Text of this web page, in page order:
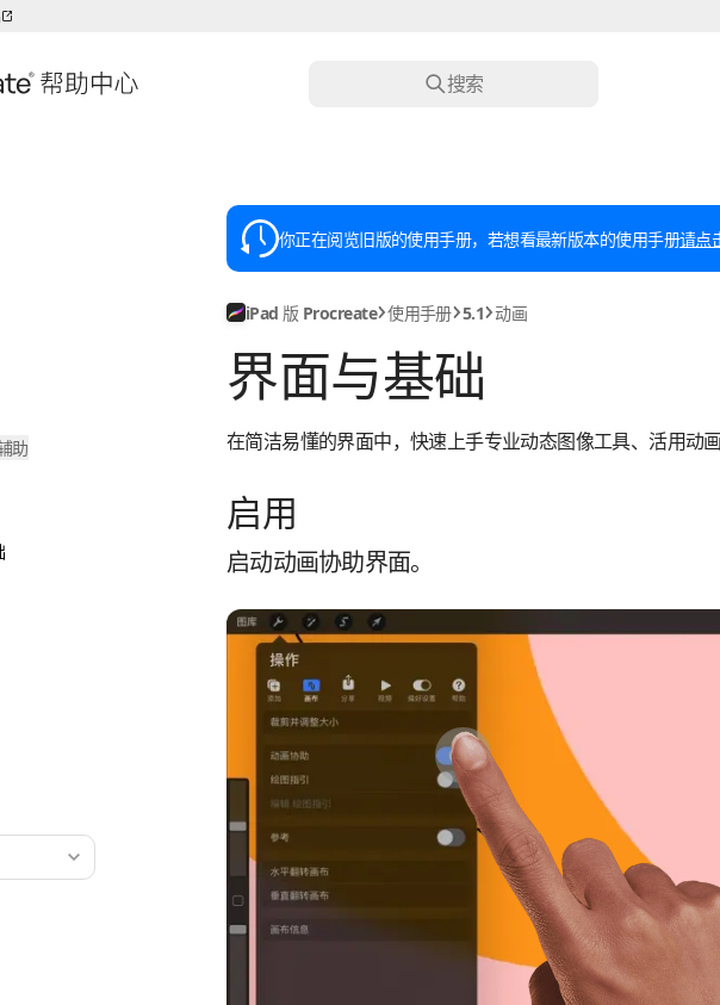
搜索
助
你正在阅览旧版的使用手册，若想看最新版本的使用手册请点
iPad 版 Procreate 使用手册 5.1 动画
界面与基础
在简洁易懂的界面中，快速上手专业动态图像工具、活用动
启用
启动动画协助界面。